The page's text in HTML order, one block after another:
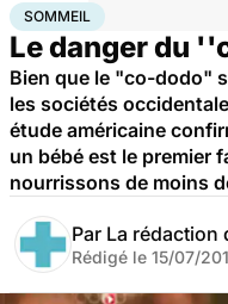
AccueilSanté
SOMMEIL
Le danger du
Bien que le "co-dodo"
les sociétés
étude américaine
un bébé est le premier
nourrissons de moins
Par La rédaction
Rédigé le 15/07/